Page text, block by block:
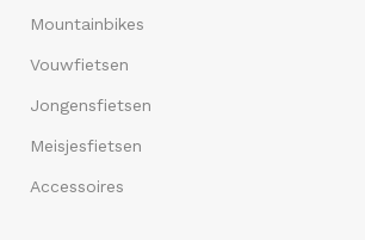
Mountainbikes
Vouwfietsen
Jongensfietsen
Meisjesfietsen
Accessoires